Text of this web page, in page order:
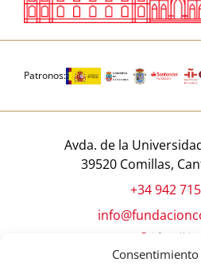
Consentimiento
Patronos:
Avda. de la
39520 Comillas,
+34 942